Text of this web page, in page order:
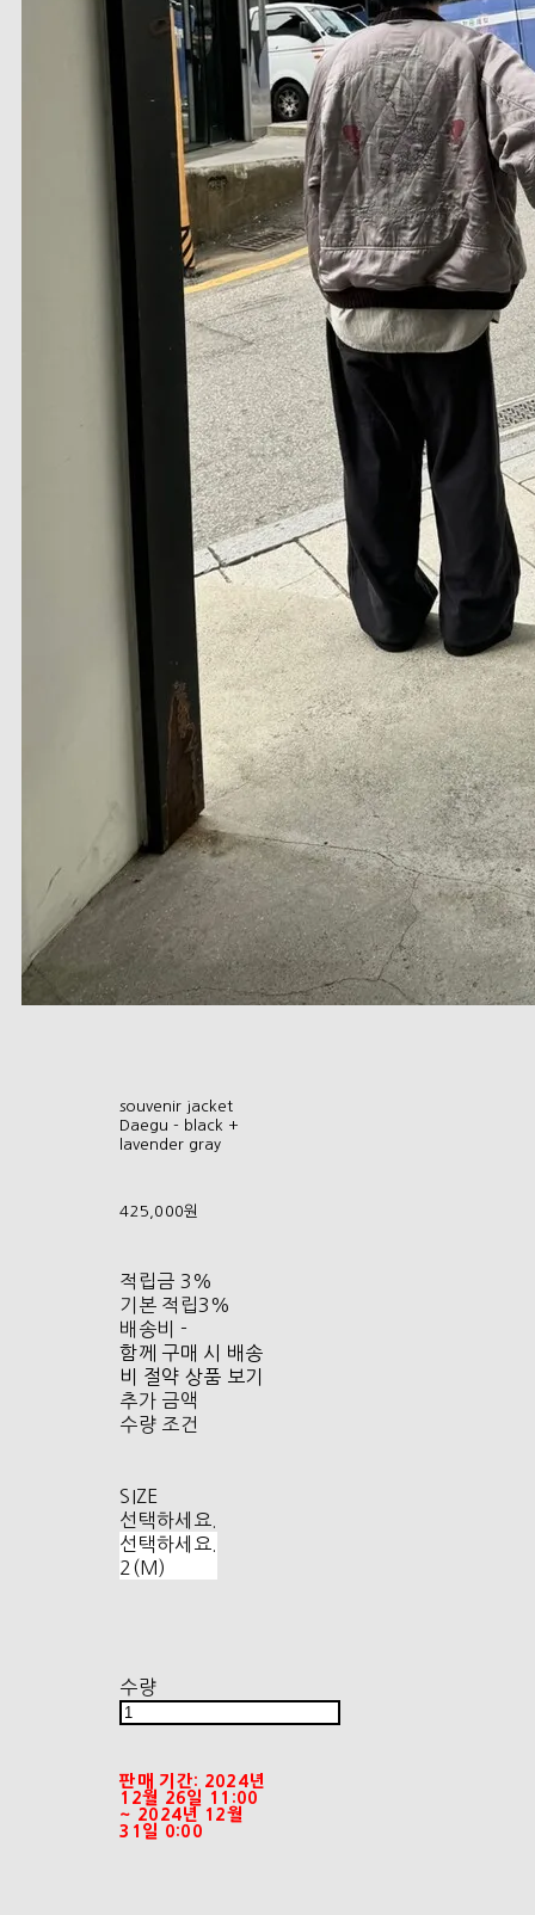
souvenir jacket
Daegu - black +
lavender gray
425,000원
적립금 3%
기본 적립3%
배송비 -
함께 구매 시 배송
비 절약 상품 보기
추가 금액
수량 조건
SIZE
선택하세요.
선택하세요.
2(M)
수량
판매 기간: 2024년
12월 26일 11:00
~ 2024년 12월
31일 0:00